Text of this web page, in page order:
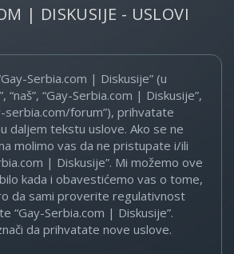
| DISKUSIJE - USLOVI
Serbia.com | Diskusije” (u
“naš”, “Gay-Serbia.com | Diskusije”,
forum”), prihvatate
daljem tekstu uslove. Ako se ne
molimo vas da ne pristupate i/ili
| Diskusije”. Mi možemo ove
kada i obavestićemo vas o tome,
da sami proverite regulativnost
“Gay-Serbia.com | Diskusije”.
da prihvatate nove uslove.